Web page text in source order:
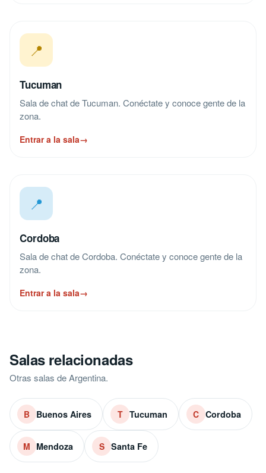
📍
Tucuman
Sala de chat de Tucuman. Conéctate y conoce gente de la
zona.
Entrar a la sala→
📍
Cordoba
Sala de chat de Cordoba. Conéctate y conoce gente de la
zona.
Entrar a la sala→
Salas relacionadas
Otras salas de Argentina.
B Buenos Aires T Tucuman C Cordoba
M Mendoza S Santa Fe